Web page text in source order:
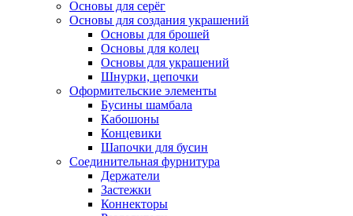
Основы для серёг
Основы для создания украшений
Основы для брошей
Основы для колец
Основы для украшений
Шнурки, цепочки
Оформительские элементы
Бусины шамбала
Кабошоны
Концевики
Шапочки для бусин
Соединительная фурнитура
Держатели
Застежки
Коннекторы